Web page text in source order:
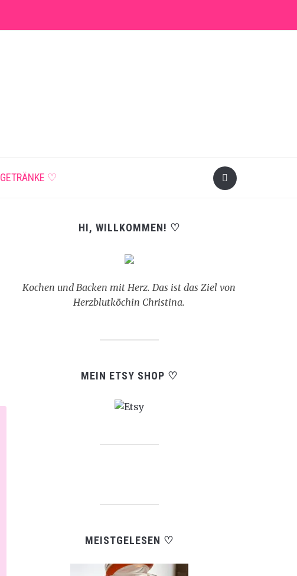
GETRÄNKE ♡
HI, WILLKOMMEN! ♡
Kochen und Backen mit Herz. Das ist das Ziel von
Herzblutköchin Christina.
MEIN ETSY SHOP ♡
MEISTGELESEN ♡